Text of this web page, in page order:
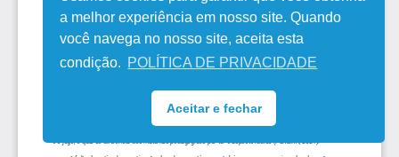
a melhor experiência em nosso site. Quando
você navega no nosso site, aceita esta
condição. POLÍTICA DE PRIVACIDADE
Aceitar e fechar